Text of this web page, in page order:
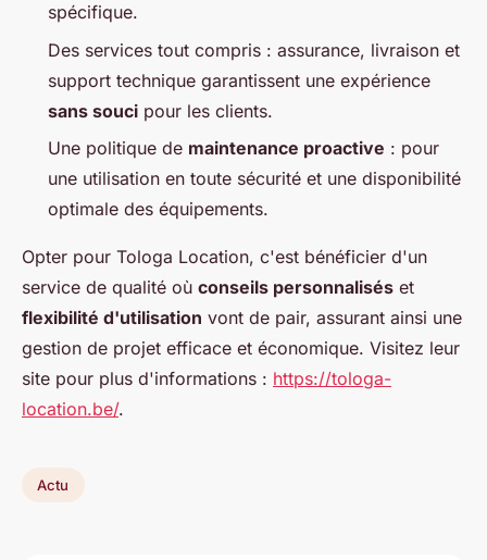
spécifique.
Des services tout compris : assurance, livraison et
support technique garantissent une expérience
sans souci pour les clients.
Une politique de maintenance proactive : pour
une utilisation en toute sécurité et une disponibilité
optimale des équipements.
Opter pour Tologa Location, c'est bénéficier d'un
service de qualité où conseils personnalisés et
flexibilité d'utilisation vont de pair, assurant ainsi une
gestion de projet efficace et économique. Visitez leur
site pour plus d'informations : https://tologa-
location.be/.
Actu